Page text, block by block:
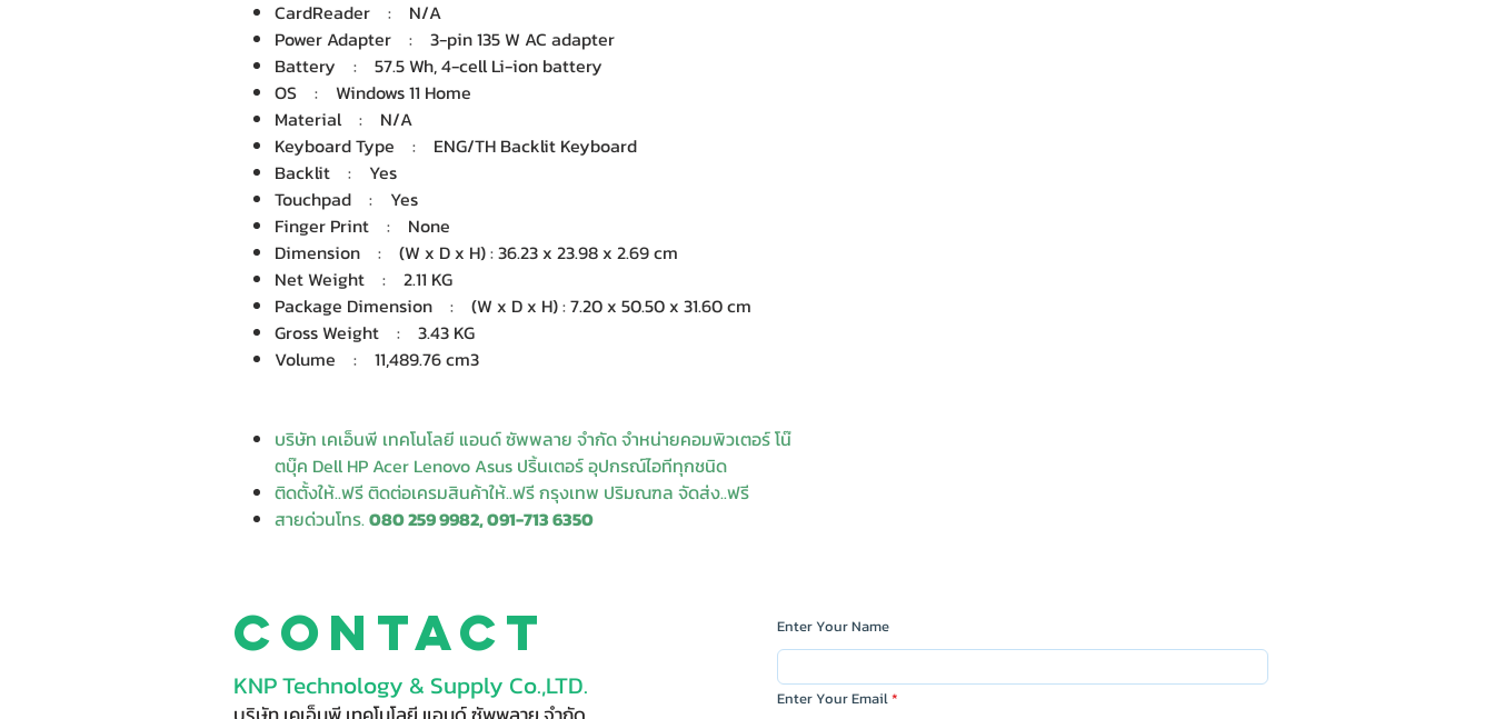
CardReader : N/A
Power Adapter : 3-pin 135 W AC adapter
Battery : 57.5 Wh, 4-cell Li-ion battery
OS : Windows 11 Home
Material : N/A
Keyboard Type : ENG/TH Backlit Keyboard
Backlit : Yes
Touchpad : Yes
Finger Print : None
Dimension : (W x D x H) : 36.23 x 23.98 x 2.69 cm
Net Weight : 2.11 KG
Package Dimension : (W x D x H) : 7.20 x 50.50 x 31.60 cm
Gross Weight : 3.43 KG
Volume : 11,489.76 cm3
บริษัท เคเอ็นพี เทคโนโลยี แอนด์ ซัพพลาย จำกัด จำหน่ายคอมพิวเตอร์ โน๊
ตบุ๊ค Dell HP Acer Lenovo Asus ปริ้นเตอร์ อุปกรณ์ไอทีทุกชนิด
ติดตั้งให้..ฟรี ติดต่อเครมสินค้าให้..ฟรี กรุงเทพ ปริมณฑล จัดส่ง..ฟรี
สายด่วนโทร.080 259 9982, 091-713 6350
Contact
KNP Technology & Supply Co.,LTD.
Enter Your Name
Enter Your Email